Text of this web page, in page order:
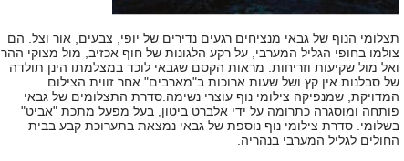
תצלומי הנוף של גבאי מנציחים רגעים נדירים של יופי, צבעים, אור וצל. הם
צולמו בחופי הגליל המערבי, על רקע הלגונות של חוף אכזיב, מול מצוקי ההר
ואל מול שקיעות וזריחות. מראות הקסם שגבאי לוכד במצלמתו הינן תולדה
של סבלנות אין קץ ושל שעות ארוכות ב"מארבים" אחר זווית הצילום
המדויקת, שמנפיקה צילומי נוף עוצרי נשימה.סדרת התצלומים של גבאי
פותחה ומוסגרה כתרומה על ידי אלברט ביטון, בעל מפעל מתכת "אביט"
בשלומי. סדרת צילומי נוף נוספת של גבאי נמצאת בתערוכת קבע בבית
החולים לגליל המערבי בנהריה.